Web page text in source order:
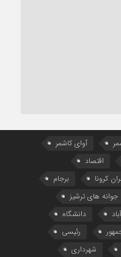
آوای کاشمر
اقتصاد
کرونا
برجام
جوانه های ترشیز
دانشگاه
رئیسی
شهرداری